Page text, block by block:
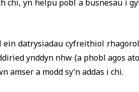
chi, yn helpu pobl a busnesau i
datrysiadau cyfreithiol
ynddyn nhw (a phobl agos
amser a modd sy’n addas i chi.